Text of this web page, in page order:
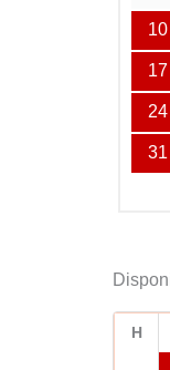
10
17
24
31
H